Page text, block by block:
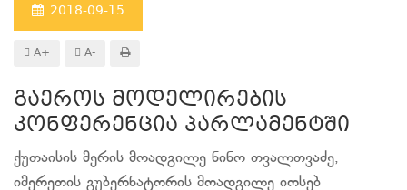
2018-09-15
A+ A-
გაეროს მოდელირების
კონფერენცია პარლამენტში
ქუთაისის მერის მოადგილე ნინო თვალთვაძე,
იმერეთის გუბერნატორის მოადგილე იოსებ